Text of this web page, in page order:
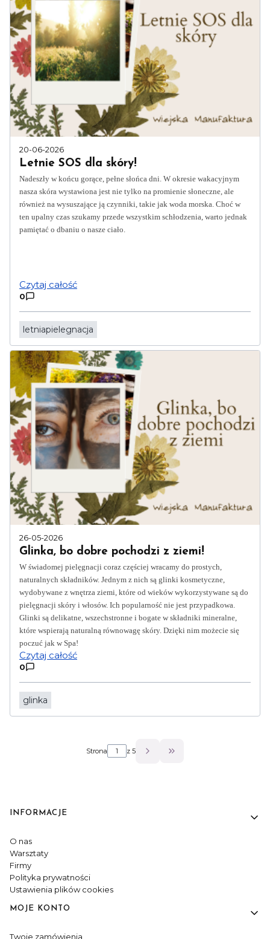
20-06-2026
Letnie SOS dla skóry!
Nadeszły w końcu gorące, pełne słońca dni. W okresie wakacyjnym
nasza skóra wystawiona jest nie tylko na promienie słoneczne, ale
również na wysuszające ją czynniki, takie jak woda morska. Choć w
ten upalny czas szukamy przede wszystkim schłodzenia, warto jednak
pamiętać o dbaniu o nasze ciało.
Czytaj całość
0
letniapielegnacja
26-05-2026
Glinka, bo dobre pochodzi z ziemi!
W świadomej pielęgnacji coraz częściej wracamy do prostych,
naturalnych składników. Jednym z nich są glinki kosmetyczne,
wydobywane z wnętrza ziemi, które od wieków wykorzystywane są do
pielęgnacji skóry i włosów. Ich popularność nie jest przypadkowa.
Glinki są delikatne, wszechstronne i bogate w składniki mineralne,
które wspierają naturalną równowagę skóry. Dzięki nim możecie się
poczuć jak w Spa!
Czytaj całość
0
glinka
Strona z 5
Przejdź do ostatniej
Linki w stopce
INFORMACJE
O nas
Warsztaty
Firmy
Polityka prywatności
Ustawienia plików cookies
MOJE KONTO
Twoje zamówienia